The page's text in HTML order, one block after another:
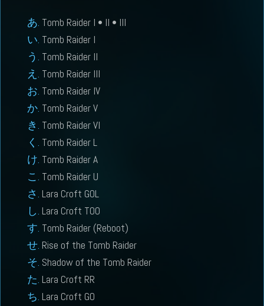
Tomb Raider I • II • III
Tomb Raider I
Tomb Raider II
Tomb Raider III
Tomb Raider IV
Tomb Raider V
Tomb Raider VI
Tomb Raider L
Tomb Raider A
Tomb Raider U
Lara Croft GOL
Lara Croft TOO
Tomb Raider (Reboot)
Rise of the Tomb Raider
Shadow of the Tomb Raider
Lara Croft RR
Lara Croft GO